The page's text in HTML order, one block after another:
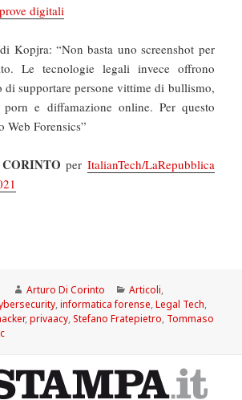
digitali
Kopjra: “Non basta uno screenshot per
Le tecnologie legali invece offrono
di supportare persone vittime di bullismo,
porn e diffamazione online. Per questo
Web Forensics”
per ItalianTech/LaRepubblica
Autore
Arturo Di Corinto Categorie
Articoli,
,informatica forense,Legal Tech,
,privaacy,Stefano Fratepietro, Tommaso